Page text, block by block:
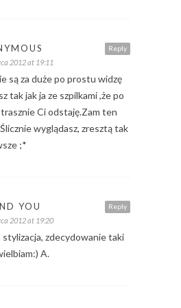
Reply
2012 at 19:11
są za duże po prostu widzę
tak jak ja ze szpilkami ,że po
Ci odstaję.Zam ten
wyglądasz, zresztą tak
;*
Reply
YOU
2012 at 19:20
stylizacja, zdecydowanie taki
A.